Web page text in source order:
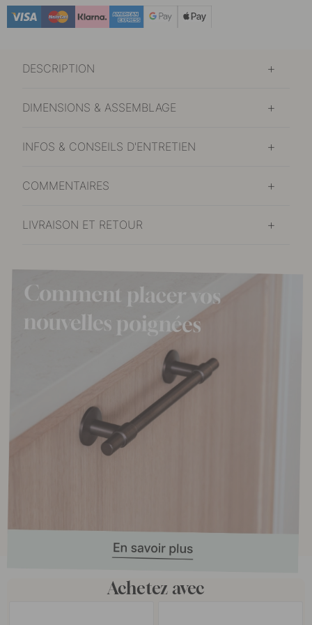
DESCRIPTION
DIMENSIONS & ASSEMBLAGE
INFOS & CONSEILS D'ENTRETIEN
COMMENTAIRES
LIVRAISON ET RETOUR
Achetez avec